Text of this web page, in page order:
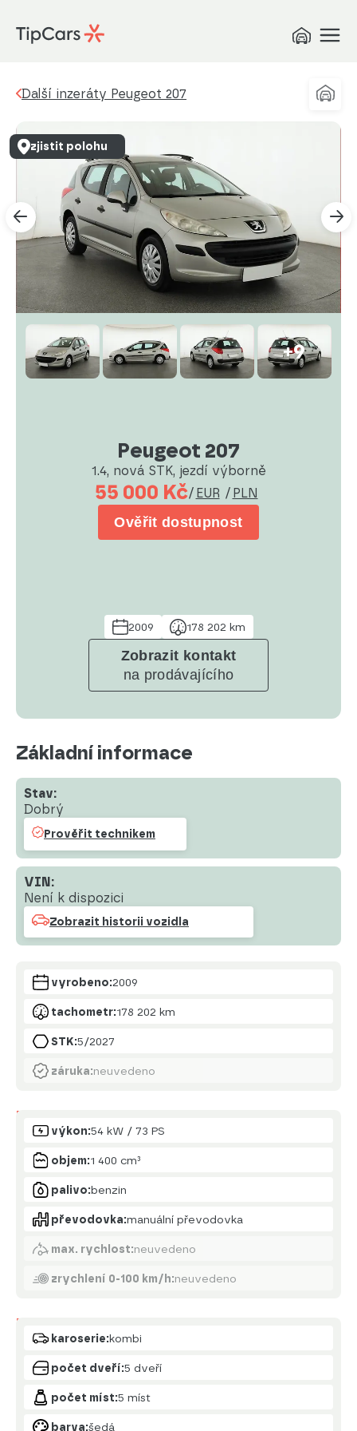
Další inzeráty Peugeot 207
+9
Peugeot 207
1.4, nová STK, jezdí výborně
55 000 Kč/ EUR / PLN
Ověřit dostupnost
2009 178 202 km
Zobrazit kontakt
na prodávajícího
zjistit polohu
Základní informace
Stav:
Dobrý
Prověřit technikem
VIN:
Není k dispozici
Zobrazit historii vozidla
vyrobeno:2009
tachometr:178 202 km
STK:5/2027
záruka:neuvedeno
Motor
výkon:54 kW / 73 PS
objem:1 400 cm³
palivo:benzin
převodovka:manuální převodovka
max. rychlost:neuvedeno
zrychlení 0-100 km/h:neuvedeno
Karoserie
karoserie:kombi
počet dveří:5 dveří
počet míst:5 míst
barva:šedá